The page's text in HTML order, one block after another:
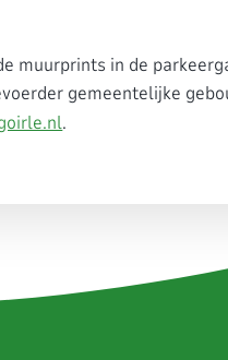
muurprints in de
gemeentelijke
.